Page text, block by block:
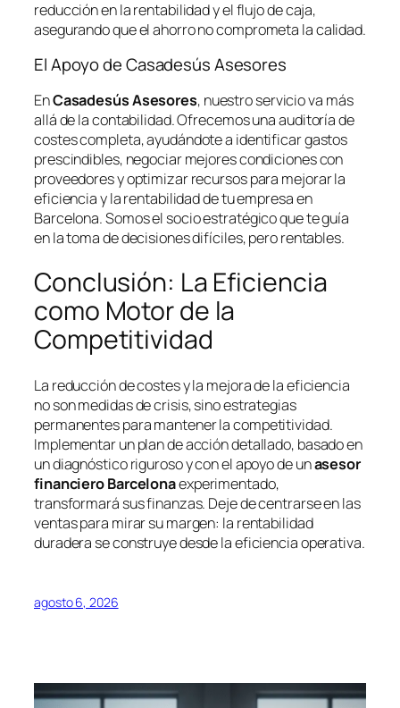
reducción en la rentabilidad y el flujo de caja,
asegurando que el ahorro no comprometa la calidad.
El Apoyo de Casadesús Asesores
EnCasadesús Asesores, nuestro servicio va más
allá de la contabilidad. Ofrecemos una auditoría de
costes completa, ayudándote a identificar gastos
prescindibles, negociar mejores condiciones con
proveedores y optimizar recursos para mejorar la
eficiencia y la rentabilidad de tu empresa en
Barcelona. Somos el socio estratégico que te guía
en la toma de decisiones difíciles, pero rentables.
Conclusión: La Eficiencia
como Motor de la
Competitividad
La reducción de costes y la mejora de la eficiencia
no son medidas de crisis, sino estrategias
permanentes para mantener la competitividad.
Implementar un plan de acción detallado, basado en
un diagnóstico riguroso y con el apoyo de unasesor
financiero Barcelonaexperimentado,
transformará sus finanzas. Deje de centrarse en las
ventas para mirar su margen: la rentabilidad
duradera se construye desde la eficiencia operativa.
agosto 6, 2026